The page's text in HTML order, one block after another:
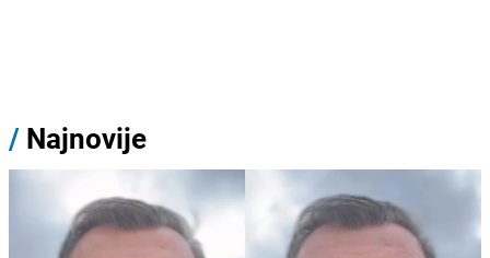
/ Najnovije